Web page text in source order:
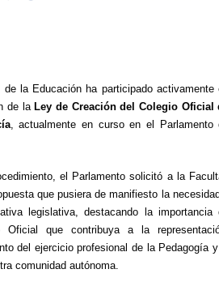
de la Educación ha participado activamente
de laLey de Creación del Colegio Oficial
, actualmente en curso en el Parlamento
el Parlamento solicitó a la
que pusiera de manifiesto la
legislativa, destacando la importancia
Oficial que contribuya a la
del ejercicio profesional de la Pedagogía
comunidad autónoma.